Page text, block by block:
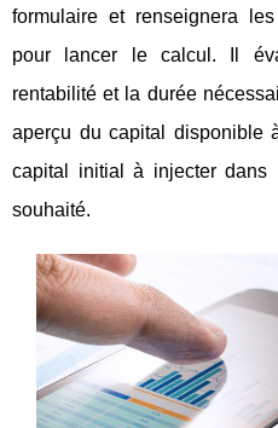
formulaire et renseignera
pour lancer le calcul. Il
rentabilité et la durée
aperçu du capital disponible
capital initial à injecter dans
souhaité.